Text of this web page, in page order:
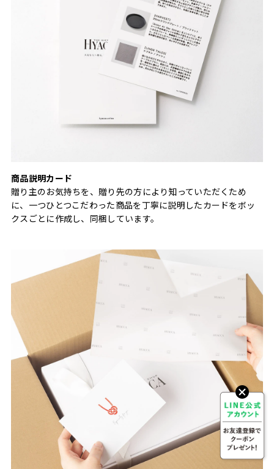
商品説明カード
贈り主のお気持ちを、贈り先の方により知っていただくため
に、一つひとつこだわった商品を丁寧に説明したカードをボッ
クスごとに作成し、同梱しています。